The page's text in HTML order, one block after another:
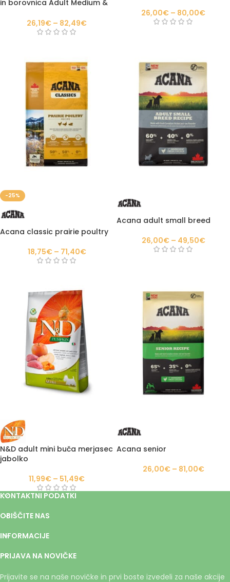
in borovnica Adult Medium &
26,19€ – 82,49€
26,00€ – 80,00€
-25%
Acana classic prairie poultry
18,75€ – 71,40€
Acana adult small breed
26,00€ – 49,50€
N&D adult mini buča merjasec
jabolko
11,99€ – 51,49€
Acana senior
26,00€ – 81,00€
KONTAKTNI PODATKI
OBIŠČITE NAS
INFORMACIJE
PRIJAVA NA NOVIČKE
Prijavite se na naše novičke in prvi boste izvedeli za naše akcije